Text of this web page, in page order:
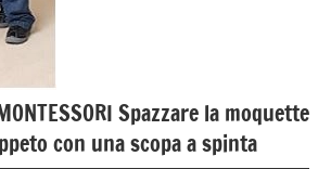
Spazzare la moquette
con una scopa a spinta